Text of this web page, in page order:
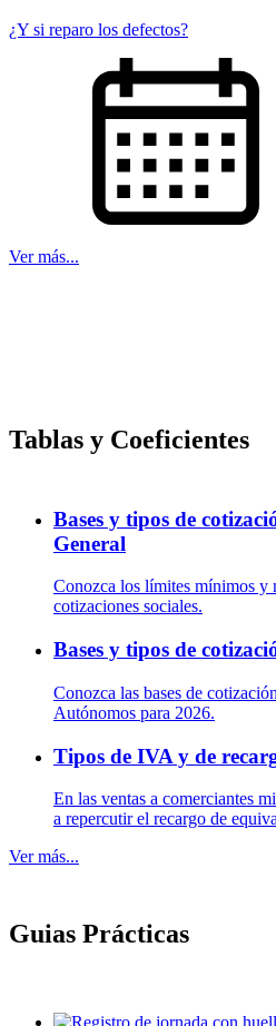
¿Y si reparo los defectos?
Ver más...
Tablas y Coeficientes
Bases y tipos de
General
Conozca los límites mínimos y
cotizaciones sociales.
Bases y tipos de
Conozca las bases de
Autónomos para 2026.
Tipos de IVA y de
En las ventas a comerciantes
a repercutir el recargo de
Ver más...
Guias Prácticas